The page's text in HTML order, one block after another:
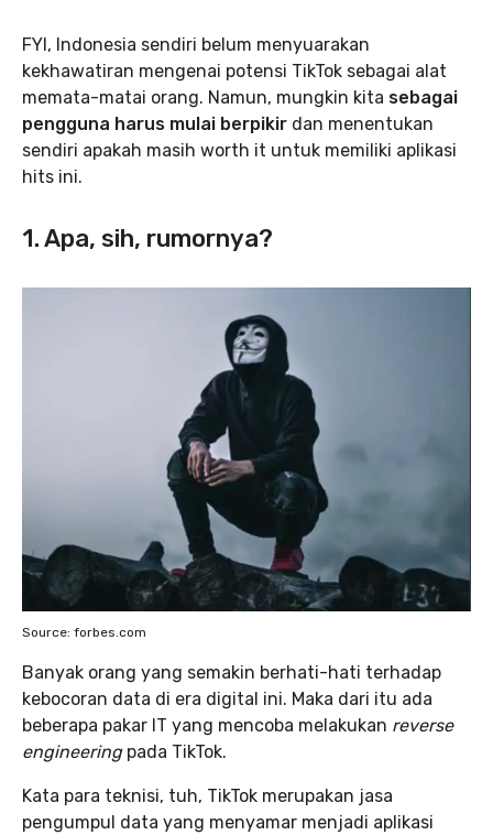
FYI, Indonesia sendiri belum menyuarakan
kekhawatiran mengenai potensi TikTok sebagai alat
memata-matai orang. Namun, mungkin kita sebagai
pengguna harus mulai berpikir dan menentukan
sendiri apakah masih worth it untuk memiliki aplikasi
hits ini.
1. Apa, sih, rumornya?
Source: forbes.com
Banyak orang yang semakin berhati-hati terhadap
kebocoran data di era digital ini. Maka dari itu ada
beberapa pakar IT yang mencoba melakukan reverse
engineeringpada TikTok.
Kata para teknisi, tuh, TikTok merupakan jasa
pengumpul data yang menyamar menjadi aplikasi